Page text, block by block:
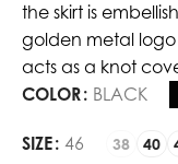
the skirt is
golden metal
acts as a knot
COLOR BLACK
SIZE 46 38 40